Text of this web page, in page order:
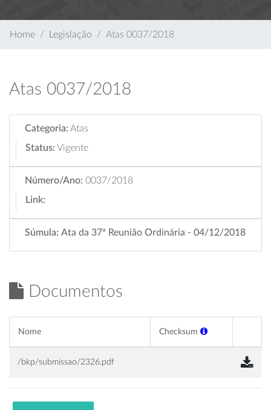
Home Legislação Atas 0037/2018
Atas 0037/2018
Categoria: Atas
Status: Vigente
Número/Ano: 0037/2018
Link:
Súmula: Ata da 37ª Reunião Ordinária - 04/12/2018
Documentos
Nome Checksum
/bkp/submissao/2326.pdf